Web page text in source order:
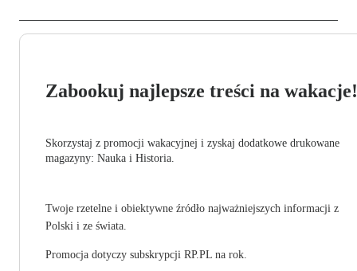
Zabookuj najlepsze treści na wakacje!
Skorzystaj z promocji wakacyjnej i zyskaj dodatkowe drukowane
magazyny: Nauka i Historia.
Twoje rzetelne i obiektywne źródło najważniejszych informacji z
Polski i ze świata.
Promocja dotyczy subskrypcji RP.PL na rok.